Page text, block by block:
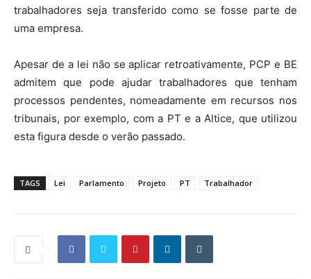
trabalhadores seja transferido como se fosse parte de
uma empresa.
Apesar de a lei não se aplicar retroativamente, PCP e BE
admitem que pode ajudar trabalhadores que tenham
processos pendentes, nomeadamente em recursos nos
tribunais, por exemplo, com a PT e a Altice, que utilizou
esta figura desde o verão passado.
TAGS Lei Parlamento Projeto PT Trabalhador